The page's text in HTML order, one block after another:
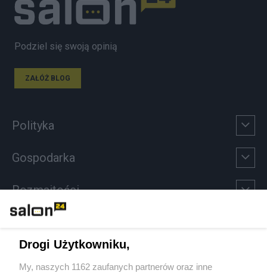
Podziel się swoją opinią
ZAŁÓŻ BLOG
Polityka
Gospodarka
Rozmaitości
Sport
Drogi Użytkowniku,
My, naszych 1162 zaufanych partnerów oraz inne